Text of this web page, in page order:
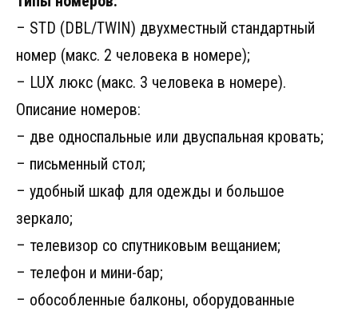
– STD (DBL/TWIN) двухместный стандартный
номер (макс. 2 человека в номере);
– LUX люкс (макс. 3 человека в номере).
Описание номеров:
– две односпальные или двуспальная кровать;
– письменный стол;
– удобный шкаф для одежды и большое
зеркало;
– телевизор со спутниковым вещанием;
– телефон и мини-бар;
– обособленные балконы, оборудованные